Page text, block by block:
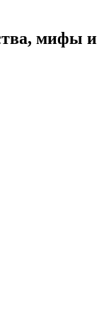
мифы и